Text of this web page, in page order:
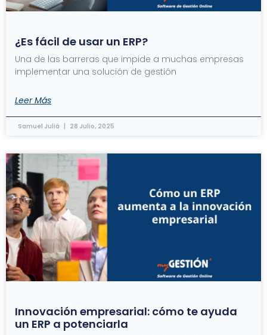
¿Es fácil de usar un ERP?
Una de las barreras que impide a muchas empresas
implementar una solución de gestión
Leer Más
Samuel Juliá 28 Julio, 2025
Innovación empresarial: cómo te ayuda
un ERP a potenciarla